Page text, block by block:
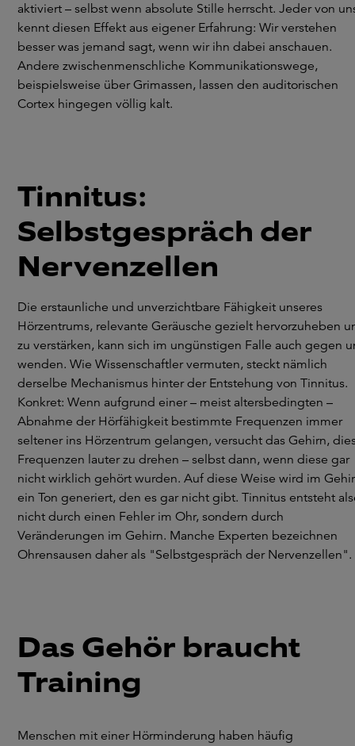
aktiviert – selbst wenn absolute Stille herrscht. Jeder von
kennt diesen Effekt aus eigener Erfahrung: Wir verstehen
besser was jemand sagt, wenn wir ihn dabei anschauen.
Andere zwischenmenschliche Kommunikationswege,
beispielsweise über Grimassen, lassen den auditorischen
Cortex hingegen völlig kalt.
Tinnitus:
Selbstgespräch der
Nervenzellen
Die erstaunliche und unverzichtbare Fähigkeit unseres
Hörzentrums, relevante Geräusche gezielt hervorzuheben
zu verstärken, kann sich im ungünstigen Falle auch gegen
wenden. Wie Wissenschaftler vermuten, steckt nämlich
derselbe Mechanismus hinter der Entstehung von Tinnitus.
Konkret: Wenn aufgrund einer – meist altersbedingten –
Abnahme der Hörfähigkeit bestimmte Frequenzen immer
seltener ins Hörzentrum gelangen, versucht das Gehirn,
Frequenzen lauter zu drehen – selbst dann, wenn diese gar
nicht wirklich gehört wurden. Auf diese Weise wird im
ein Ton generiert, den es gar nicht gibt. Tinnitus entsteht
nicht durch einen Fehler im Ohr, sondern durch
Veränderungen im Gehirn. Manche Experten bezeichnen
Ohrensausen daher als "Selbstgespräch der Nervenzellen".
Das Gehör braucht
Training
Menschen mit einer Hörminderung haben häufig